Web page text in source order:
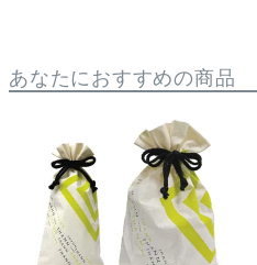
あなたにおすすめの商品